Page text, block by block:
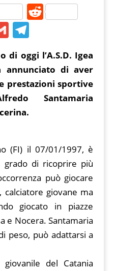
R
di
t
G
m
ai
l
T
el
e
gr
di oggi l’A.S.D. Igea
annunciato di aver
prestazioni sportive
Santamaria
(FI) il 07/01/1997, è
di ricoprire più
può giocare
calciatore giovane ma
giocato in piazze
e Nocera. Santamaria
peso, può adattarsia
del Catania